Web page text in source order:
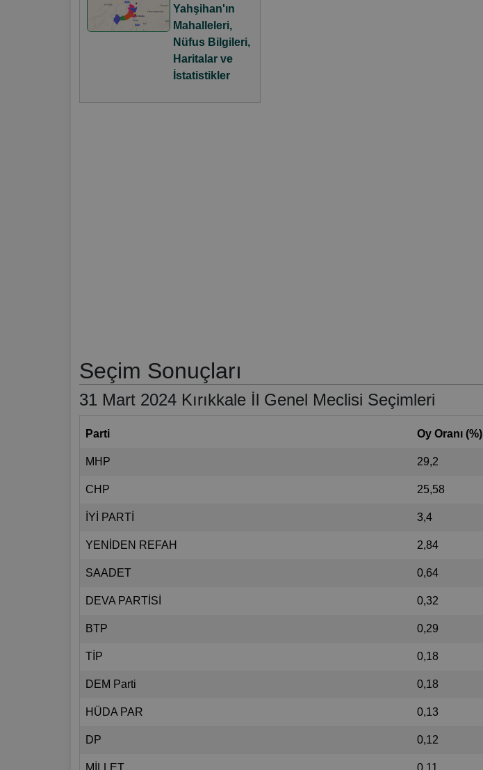
Yahşihan'ın
Mahalleleri,
Nüfus Bilgileri,
Haritalar ve
İstatistikler
Seçim Sonuçları
31 Mart 2024 Kırıkkale İl Genel Meclisi Seçimleri
Parti Oy Oranı (%)
MHP 29,2
CHP 25,58
İYİ PARTİ 3,4
YENİDEN REFAH 2,84
SAADET 0,64
DEVA PARTİSİ 0,32
BTP 0,29
TİP 0,18
DEM Parti 0,18
HÜDA PAR 0,13
DP 0,12